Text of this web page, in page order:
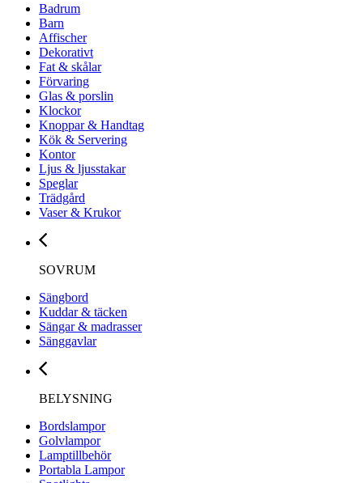
Badrum
Barn
Affischer
Dekorativt
Fat & skålar
Förvaring
Glas & porslin
Klockor
Knoppar & Handtag
Kök & Servering
Kontor
Ljus & ljusstakar
Speglar
Trädgård
Vaser & Krukor
SOVRUM
Sängbord
Kuddar & täcken
Sängar & madrasser
Sänggavlar
BELYSNING
Bordslampor
Golvlampor
Lamptillbehör
Portabla Lampor